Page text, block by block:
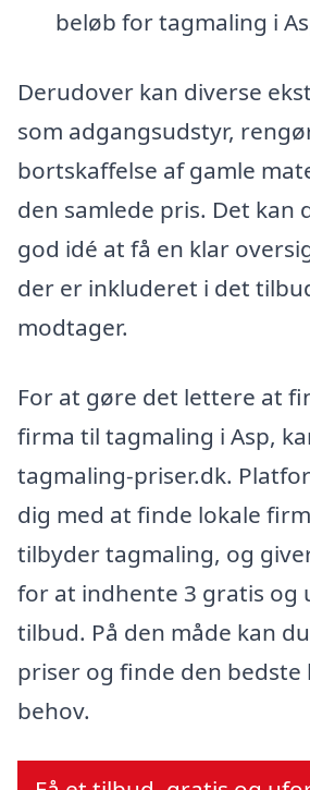
beløb for tagmaling i
Derudover kan diverse
som adgangsudstyr,
bortskaffelse af gamle
den samlede pris. Det
god idé at få en klar
der er inkluderet i det
modtager.
For at gøre det lettere at
firma til tagmaling i Asp,
tagmaling-priser.dk.
dig med at finde lokale
tilbyder tagmaling, og
for at indhente 3 gratis og
tilbud. På den måde kan
priser og finde den bedste
behov.